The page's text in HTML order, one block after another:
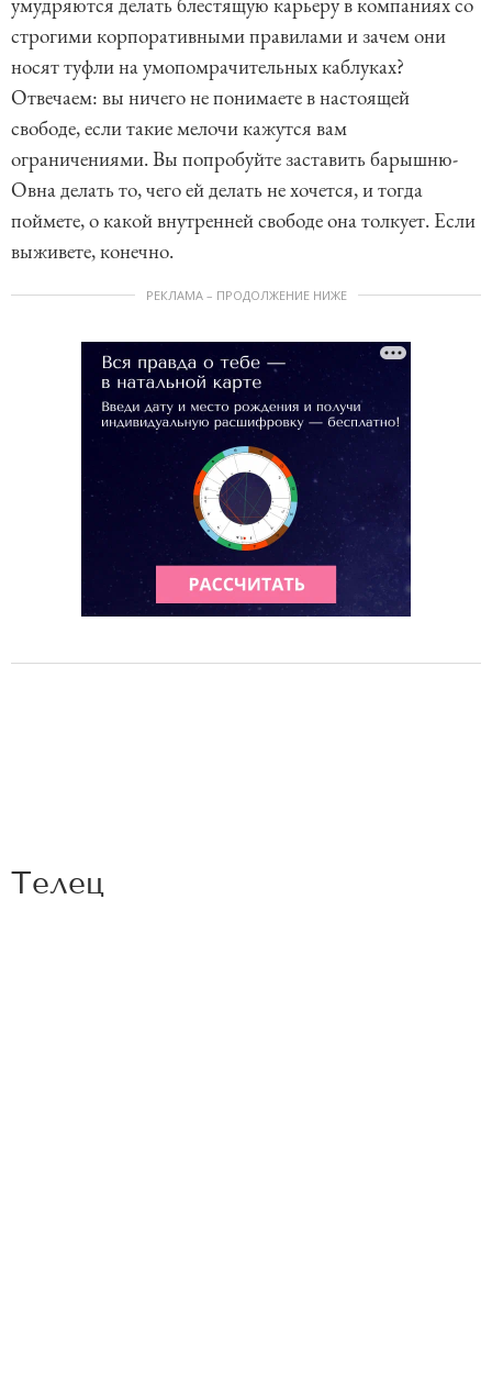
строгими корпоративными правилами и зачем они
носят туфли на умопомрачительных каблуках?
Отвечаем: вы ничего не понимаете в настоящей
свободе, если такие мелочи кажутся вам
ограничениями. Вы попробуйте заставить барышню-
Овна делать то, чего ей делать не хочется, и тогда
поймете, о какой внутренней свободе она толкует. Если
выживете, конечно.
РЕКЛАМА – ПРОДОЛЖЕНИЕ НИЖЕ
Телец